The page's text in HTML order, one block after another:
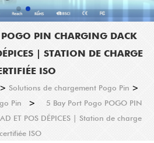
PIN CHARGING DACK
| STATION DE CHARGE
ISO
Solutions de chargement Pogo Pin >
Pin >
5 Bay Port Pogo POGO PIN
ET POS DÉPICES | Station de charge
certifiée ISO